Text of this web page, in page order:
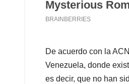
De acuerdo con la
Venezuela, donde
es decir, que no han